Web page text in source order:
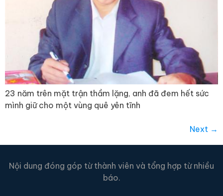
23 năm trên mặt trận thầm lặng, anh đã đem hết sức
mình giữ cho một vùng quê yên tĩnh
Next →
Nội dung đóng góp từ thành viên và tổng hợp từ nhiều
báo.